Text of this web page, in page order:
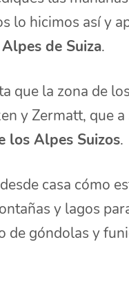
lo hicimos así y
de Suiza.
que la zona de
y Zermatt, que a
los Alpes Suizos.
casa cómo
y lagos
de góndolas y